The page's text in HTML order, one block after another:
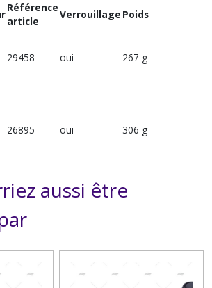
Référence
article
Verrouillage Poids
29458 oui 267 g
26895 oui 306 g
aussi être